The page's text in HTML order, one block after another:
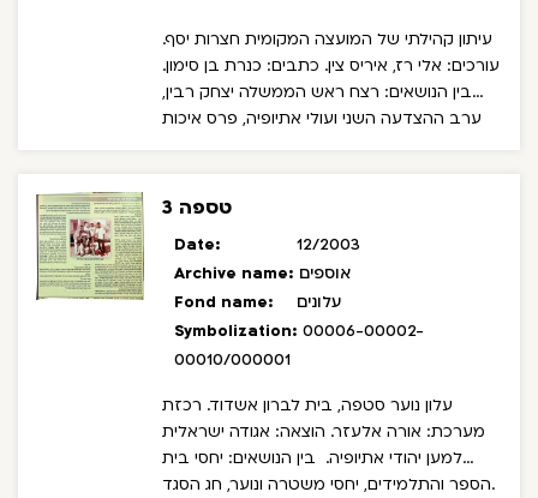
עיתון קהילתי של המועצה המקומית חצרות יסף.
עורכים: אלי רז, איריס צין. כתבים: כנרת בן סימון.
בין הנושאים: רצח ראש הממשלה יצחק רבין,
ערב ההצדעה השני ועולי אתיופיה, פרס איכות
קבע בחצרות יסף, פתיחת שנת הלימודים, להקת
טספה 3
Date:
12/2003
Archive name: אוספים
Fond name:
עלונים
Symbolization: 00006-00002-
00010/000001
עלון נוער סטפה, בית לברון אשדוד. רכזת
מערכת: אורה אלעזר. הוצאה: אגודה ישראלית
למען יהודי אתיופיה. בין הנושאים: יחסי בית
הספר והתלמידים, יחסי משטרה ונוער, חג הסגד.